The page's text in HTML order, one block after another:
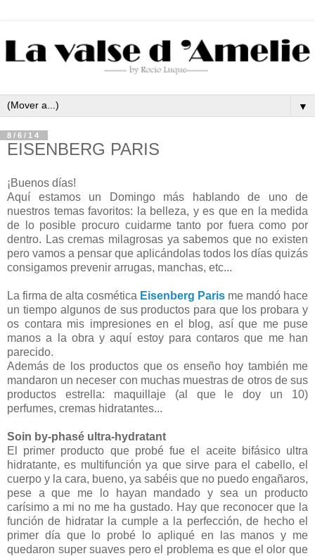
▼
8/6/14
EISENBERG PARIS
¡Buenos días!
Aquí estamos un Domingo más hablando de uno de
nuestros temas favoritos: la belleza, y es que en la medida
de lo posible procuro cuidarme tanto por fuera como por
dentro. Las cremas milagrosas ya sabemos que no existen
pero vamos a pensar que aplicándolas todos los días quizás
consigamos prevenir arrugas, manchas, etc...
La firma de alta cosmética Eisenberg Paris me mandó hace
un tiempo algunos de sus productos para que los probara y
os contara mis impresiones en el blog, así que me puse
manos a la obra y aquí estoy para contaros que me han
parecido.
Además de los productos que os enseño hoy también me
mandaron un neceser con muchas muestras de otros de sus
productos estrella: maquillaje (al que le doy un 10)
perfumes, cremas hidratantes...
Soin by-phasé ultra-hydratant
El primer producto que probé fue el aceite bifásico ultra
hidratante, es multifunción ya que sirve para el cabello, el
cuerpo y la cara, bueno, ya sabéis que no puedo engañaros,
pese a que me lo hayan mandado y sea un producto
carísimo a mi no me ha gustado. Hay que reconocer que la
función de hidratar la cumple a la perfección, de hecho el
primer día que lo probé lo apliqué en las manos y me
quedaron super suaves pero el problema es que el olor que